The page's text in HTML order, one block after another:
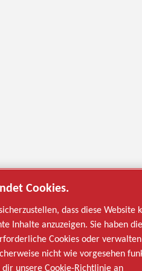
Cookies.
dass diese
Inhalte anzuzeigen. Sie haben
Cookies oder
nicht wie vorgesehen
dir unsere Cookie-Richtlinie an